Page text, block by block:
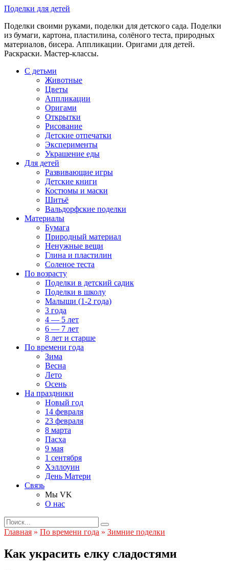
Skip
content
Поделки для детей
Поделки своими руками, поделки для детского сада. Поделки
из бумаги, картона, пластилина, солёного теста, природных
материалов, бисера. Аппликации. Оригами для детей.
Раскраски. Мастер-классы.
С детьми
Животные
Цветы
Аппликации
Оригами
Открытки
Рисование
Детские отпечатки
Эксперименты
Украшение еды
Для детей
Развивающие игры
Детские книги
Костюмы и маски
Шитьё
Вальдорфские поделки
Материалы
Бумага
Природный материал
Ненужные вещи
Глина и пластилин
Соленое теста
По возрасту
Поделки в детский садик
Поделки в школу
Малыши (1-2 года)
3 года
4 — 5 лет
6 — 7 лет
8 лет и старше
По времени года
Зима
Весна
Лето
Осень
На праздники
Новый год
14 февраля
23 февраля
8 марта
Пасха
9 мая
1 сентября
Хэллоуин
День Матери
Связь
Мы VK
О нас
Search
for:
Главная » По времени года » Зимние поделки
Как украсить елку сладостями